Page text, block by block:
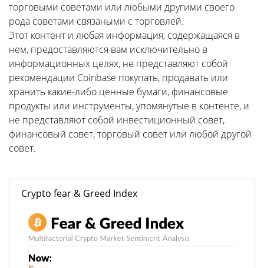
торговыми советами или любыми другими своего
рода советами связаными с торговлей.
Этот контент и любая информация, содержащаяся в
нем, предоставляются вам исключительно в
информационных целях, не представляют собой
рекомендации Coinbase покупать, продавать или
хранить какие-либо ценные бумаги, финансовые
продукты или инструменты, упомянутые в контенте, и
не представляют собой инвестиционный совет,
финансовый совет, торговый совет или любой другой
совет.
Crypto fear & Greed Index